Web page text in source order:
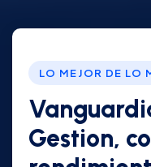
LO MEJOR DE LO
Gestion,